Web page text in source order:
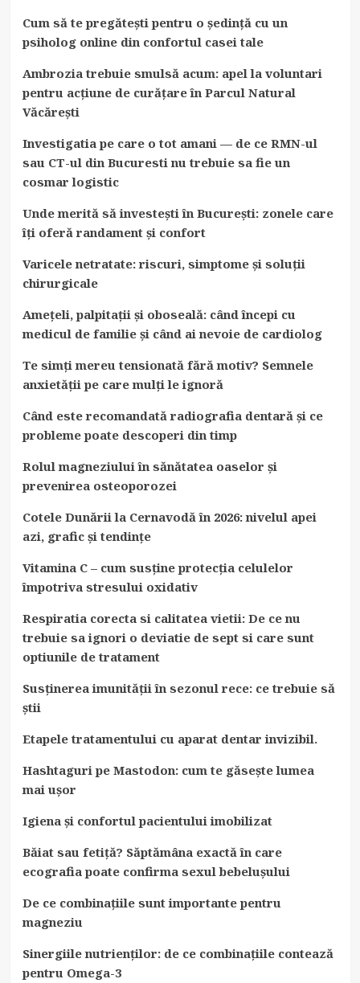
Cum să te pregătești pentru o ședință cu un
psiholog online din confortul casei tale
Ambrozia trebuie smulsă acum: apel la voluntari
pentru acțiune de curățare în Parcul Natural
Văcărești
Investigatia pe care o tot amani — de ce RMN-ul
sau CT-ul din Bucuresti nu trebuie sa fie un
cosmar logistic
Unde merită să investești în București: zonele care
îți oferă randament și confort
Varicele netratate: riscuri, simptome și soluții
chirurgicale
Amețeli, palpitații și oboseală: când începi cu
medicul de familie și când ai nevoie de cardiolog
Te simți mereu tensionată fără motiv? Semnele
anxietății pe care mulți le ignoră
Când este recomandată radiografia dentară și ce
probleme poate descoperi din timp
Rolul magneziului în sănătatea oaselor și
prevenirea osteoporozei
Cotele Dunării la Cernavodă în 2026: nivelul apei
azi, grafic și tendințe
Vitamina C – cum susține protecția celulelor
împotriva stresului oxidativ
Respiratia corecta si calitatea vietii: De ce nu
trebuie sa ignori o deviatie de sept si care sunt
optiunile de tratament
Susținerea imunității în sezonul rece: ce trebuie să
știi
Etapele tratamentului cu aparat dentar invizibil.
Hashtaguri pe Mastodon: cum te găsește lumea
mai ușor
Igiena și confortul pacientului imobilizat
Băiat sau fetiță? Săptămâna exactă în care
ecografia poate confirma sexul bebelușului
De ce combinațiile sunt importante pentru
magneziu
Sinergiile nutrienților: de ce combinațiile contează
pentru Omega-3